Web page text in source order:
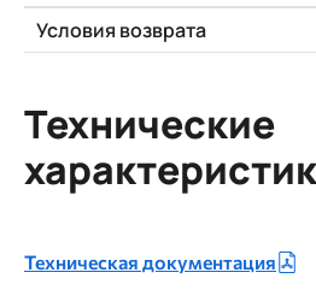
Условия возврата
Технические
Техническая документация